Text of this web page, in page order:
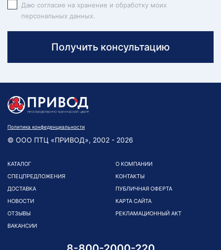
Даю согласие на хранение и обработку моих
персональных данных.
Получить консультацию
Политика конфеденциальности
© ООО ПТЦ «ПРИВОД», 2002 - 2026
КАТАЛОГ
СПЕЦПРЕДЛОЖЕНИЯ
ДОСТАВКА
НОВОСТИ
ОТЗЫВЫ
ВАКАНСИИ
О КОМПАНИИ
КОНТАКТЫ
ПУБЛИЧНАЯ ОФЕРТА
КАРТА САЙТА
РЕКЛАМАЦИОННЫЙ АКТ